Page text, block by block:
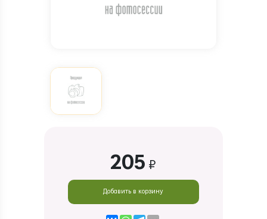
205 ₽
Добавить в корзину